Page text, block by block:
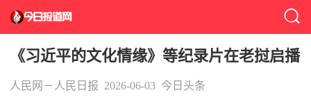
《习近平的文化情缘》等纪录片在老挝启播
人民网－人民日报 2026-06-03 今日头条